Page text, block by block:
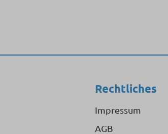
Rechtliches
Impressum
AGB